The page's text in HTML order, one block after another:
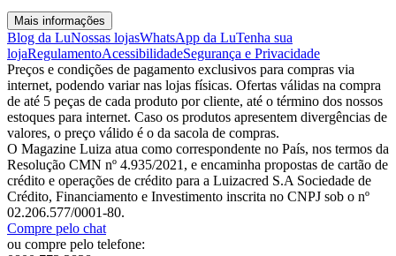
Mais informações
Blog da LuNossas lojasWhatsApp da LuTenha sua
lojaRegulamentoAcessibilidadeSegurança e Privacidade
Preços e condições de pagamento exclusivos para compras via
internet, podendo variar nas lojas físicas. Ofertas válidas na compra
de até 5 peças de cada produto por cliente, até o término dos nossos
estoques para internet. Caso os produtos apresentem divergências de
valores, o preço válido é o da sacola de compras.
O Magazine Luiza atua como correspondente no País, nos termos da
Resolução CMN nº 4.935/2021, e encaminha propostas de cartão de
crédito e operações de crédito para a Luizacred S.A Sociedade de
Crédito, Financiamento e Investimento inscrita no CNPJ sob o nº
02.206.577/0001-80.
Compre pelo chat
ou compre pelo telefone: